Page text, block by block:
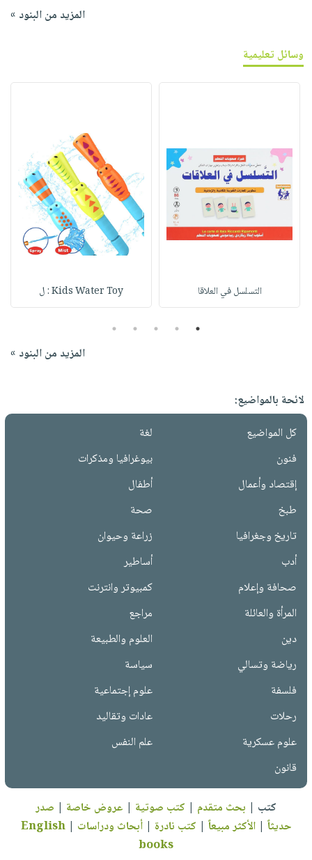
المزيد من البنود »
وسائل تعليمية
التسلسل في العلاقا Kids Water Toy : ل
1
2
3
4
5
المزيد من البنود »
لائحة بالمواضيع:
كل المواضيع
لغة
فنون
بيوغرافيا ومذكرات
إقتصاد وأعمال
أطفال
طبخ
صحة
تاريخ وجغرافيا
زراعة وحيوان
أدب
أساطير
صحافة وإعلام
كمبيوتر وانترنت
المرأة والعائلة
مراجع
دين
العلوم والطبيعة
رياضة وتسالي
سياسة
فلسفة
علوم إجتماعية
رحلات
عادات وتقاليد
علوم عسكرية
علم النفس
قانون
كتب | بحث متقدم | كتب صوتية | عروض خاصة | صدر
حديثاً |الأكثر مبيعاً | كتب نادرة |أبحاث ودراسات |
English
books